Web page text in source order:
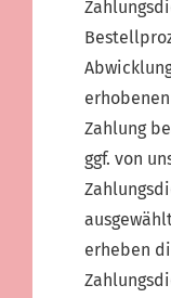
Zahlung
ggf. von
erheben